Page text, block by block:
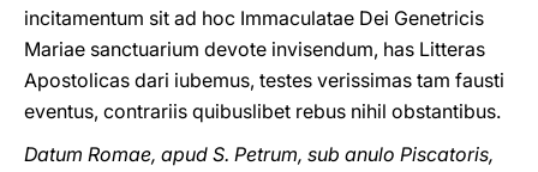
incitamentum sit ad hoc Immaculatae Dei Genetricis
Mariae sanctuarium devote invisendum, has Litteras
Apostolicas dari iubemus, testes verissimas tam fausti
eventus, contrariis quibuslibet rebus nihil obstantibus.
Datum Romae, apud S. Petrum, sub anulo Piscatoris,